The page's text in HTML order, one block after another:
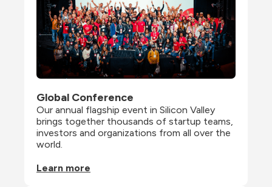
Global Conference
Our annual flagship event in Silicon Valley
brings together thousands of startup teams,
investors and organizations from all over the
world.
Learn more